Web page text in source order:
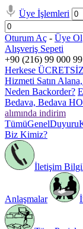
Üye İşlemleri
Oturum Aç - Üye Ol
Alışveriş Sepeti
+90 (216) 99 000 99
Herkese
Hizmeti Satın
Neden Backorder?
Bedava, Bedava
alımında indirim
TümüGenelDuyuru
Biz Kimiz?
İletişim
Anlaşmalar